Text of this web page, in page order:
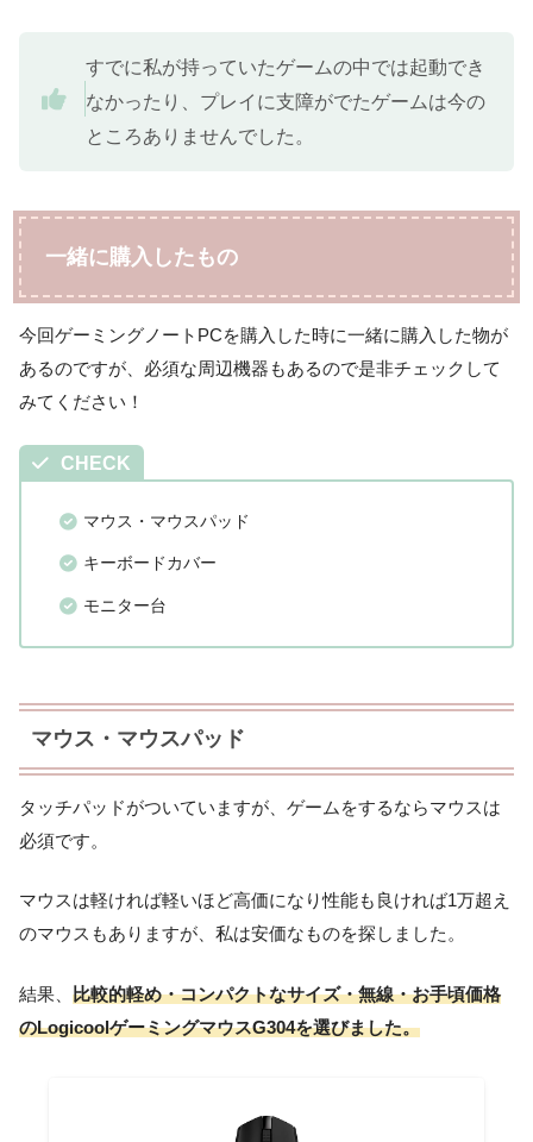
すでに私が持っていたゲームの中では起動でき
なかったり、プレイに支障がでたゲームは今の
ところありませんでした。
一緒に購入したもの
今回ゲーミングノートPCを購入した時に一緒に購入した物が
あるのですが、必須な周辺機器もあるので是非チェックして
みてください！
CHECK
マウス・マウスパッド
キーボードカバー
モニター台
マウス・マウスパッド
タッチパッドがついていますが、ゲームをするならマウスは
必須です。
マウスは軽ければ軽いほど高価になり性能も良ければ1万超え
のマウスもありますが、私は安価なものを探しました。
結果、 比較的軽め・コンパクトなサイズ・無線・お手頃価格
のLogicoolゲーミングマウスG304を選びました。